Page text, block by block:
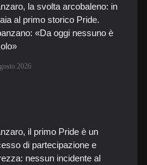
la svolta arcobaleno: in
al primo storico Pride.
«Da oggi nessuno è
2026
il primo Pride è un
di partecipazione e
nessun incidente al